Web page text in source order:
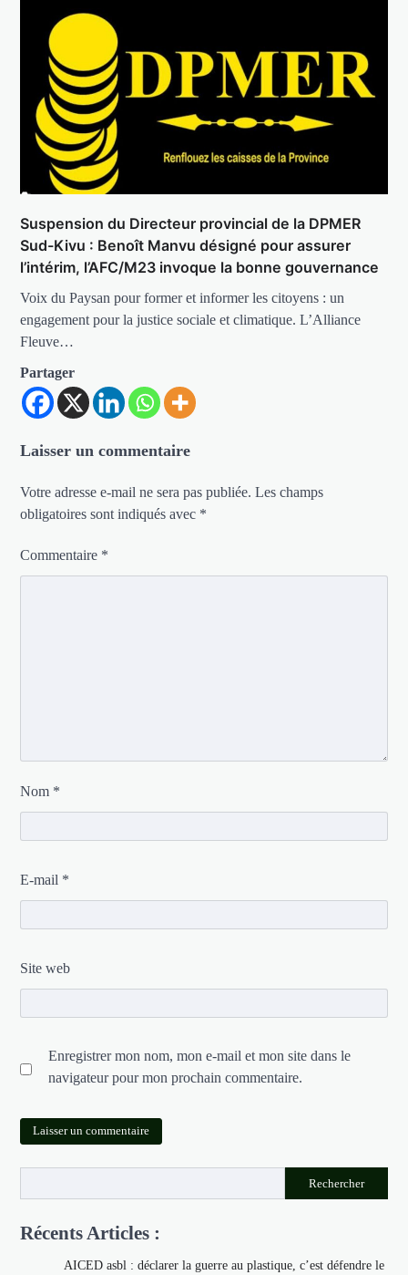
Suspension du Directeur provincial de la DPMER
Sud-Kivu : Benoît Manvu désigné pour assurer
l’intérim, l’AFC/M23 invoque la bonne gouvernance
Voix du Paysan pour former et informer les citoyens : un
engagement pour la justice sociale et climatique. L’Alliance
Fleuve…
Partager
Laisser un commentaire
Votre adresse e-mail ne sera pas publiée. Les champs
obligatoires sont indiqués avec *
Commentaire *
Nom *
E-mail *
Site web
Enregistrer mon nom, mon e-mail et mon site dans le
navigateur pour mon prochain commentaire.
Rechercher
Récents Articles :
AICED asbl : déclarer la guerre au plastique, c’est défendre le